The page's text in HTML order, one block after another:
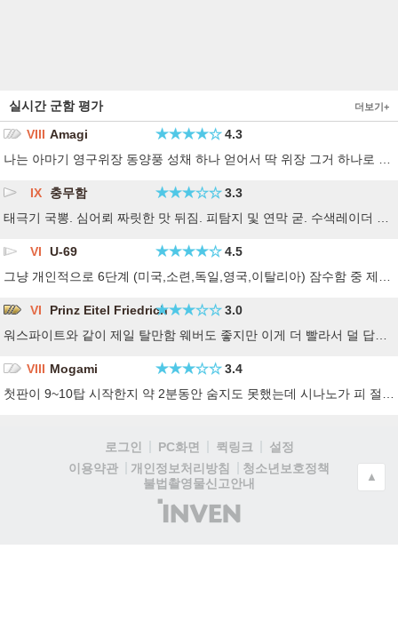
실시간 군함 평가 더보기+
VIII Amagi
4.3
IX 충무함
3.3
VI U-69
4.5
VI Prinz Eitel Friedrich
3.0
VIII Mogami
3.4
로그인 PC화면 퀵링크
설정
이용약관
개인정보처리방침
청소년보호정책
불법촬영물신고안내
(주)
인
▲